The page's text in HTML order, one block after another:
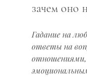
зачем оно
Гадание на
ответы на